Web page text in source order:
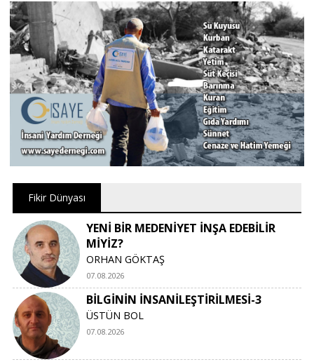
Fikir Dünyası
YENİ BİR MEDENİYET İNŞA EDEBİLİR
MİYİZ?
ORHAN GÖKTAŞ
07.08.2026
BİLGİNİN İNSANİLEŞTİRİLMESİ-3
ÜSTÜN BOL
07.08.2026